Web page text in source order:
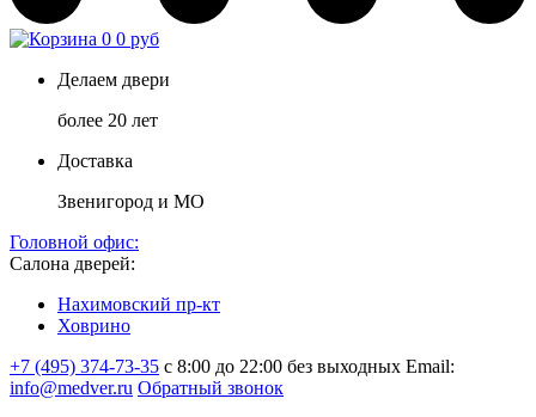
0 0 руб
Делаем двери
более 20 лет
Доставка
Звенигород и МО
Головной офис:
Салона дверей:
Нахимовский пр-кт
Ховрино
+7 (495) 374-73-35 с 8:00 до 22:00 без выходных Email:
info@medver.ru Обратный звонок